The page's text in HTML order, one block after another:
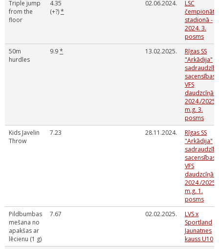
Triple jump
from the
floor
4.35
(+?)*
02.06.2024.
LSC
čempionāts
stadionā -
2024. 3.
posms
50m
hurdles
9.9* 13.02.2025.
Rīgas SS
"Arkādija"
sacensības
VFS
daudzcīņās
2024./2025.
m.g. 3.
posms
Kids Javelin
Throw
7.23 28.11.2024.
Rīgas SS
"Arkādija"
sacensības
VFS
daudzcīņās
2024./2025.
m.g. 1.
posms
Pildbumbas
mešana no
apakšas ar
lēcienu (1 g)
7.67 02.02.2025.
LVS x
Sportland
Jaunatnes
kauss U10